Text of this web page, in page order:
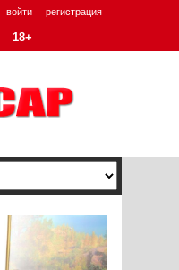
войти регистрация
18+